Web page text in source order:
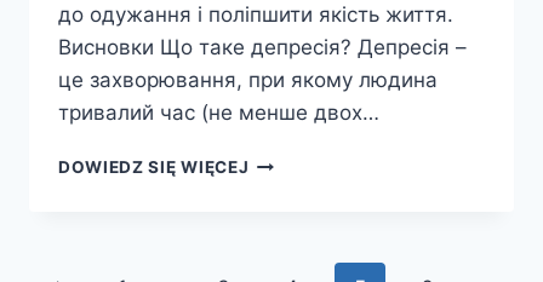
до одужання і поліпшити якість життя.
Висновки Що таке депресія? Депресія –
це захворювання, при якому людина
тривалий час (не менше двох…
DOWIEDZ SIĘ WIĘCEJ ДЕПРЕСІЯ: